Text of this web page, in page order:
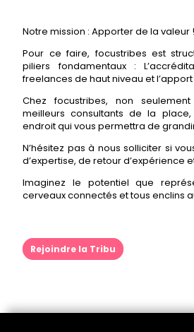
Notre mission : Apporter de la valeur !
Pour ce faire, focustribes est
piliers fondamentaux :
freelances de haut niveau et
Chez focustribes, non
meilleurs consultants de la
endroit qui vous permettra de
N’hésitez pas à nous solliciter si
d’expertise, de retour d’expérience
Imaginez le potentiel que
cerveaux connectés et tous enclins
Rejoindre la Tribu